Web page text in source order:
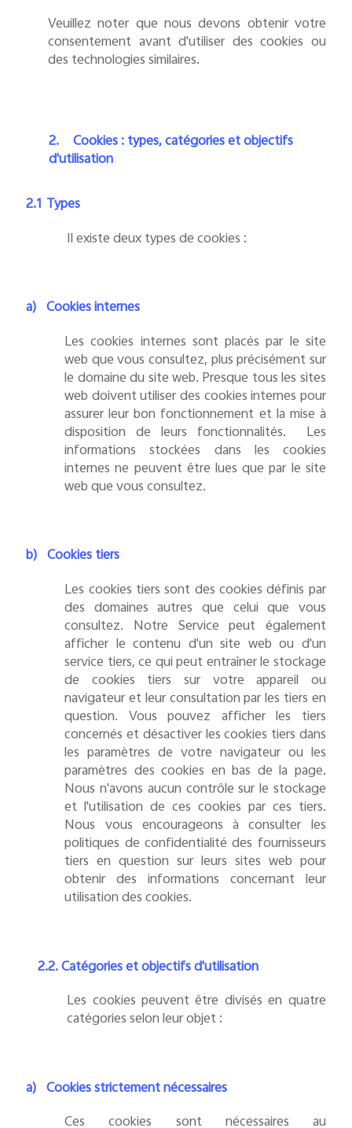
Veuillez noter que nous devons obtenir votre
consentement avant d'utiliser des cookies ou
des technologies similaires.
2.
Cookies : types, catégories et objectifs
d'utilisation
2.1 Types
Il existe deux types de cookies :
a) Cookies internes
Les cookies internes sont placés par le site
web que vous consultez, plus précisément sur
le domaine du site web. Presque tous les sites
web doivent utiliser des cookies internes pour
assurer leur bon fonctionnement et la mise à
disposition de leurs fonctionnalités. Les
informations stockées dans les cookies
internes ne peuvent être lues que par le site
web que vous consultez.
b) Cookies tiers
Les cookies tiers sont des cookies définis par
des domaines autres que celui que vous
consultez. Notre Service peut également
afficher le contenu d'un site web ou d'un
service tiers, ce qui peut entraîner le stockage
de cookies tiers sur votre appareil ou
navigateur et leur consultation par les tiers en
question. Vous pouvez afficher les tiers
concernés et désactiver les cookies tiers dans
les paramètres de votre navigateur ou les
paramètres des cookies en bas de la page.
Nous n'avons aucun contrôle sur le stockage
et l'utilisation de ces cookies par ces tiers.
Nous vous encourageons à consulter les
politiques de confidentialité des fournisseurs
tiers en question sur leurs sites web pour
obtenir des informations concernant leur
utilisation des cookies.
2.2. Catégories et objectifs d'utilisation
Les cookies peuvent être divisés en quatre
catégories selon leur objet :
a) Cookies strictement nécessaires
Ces cookies sont nécessaires au